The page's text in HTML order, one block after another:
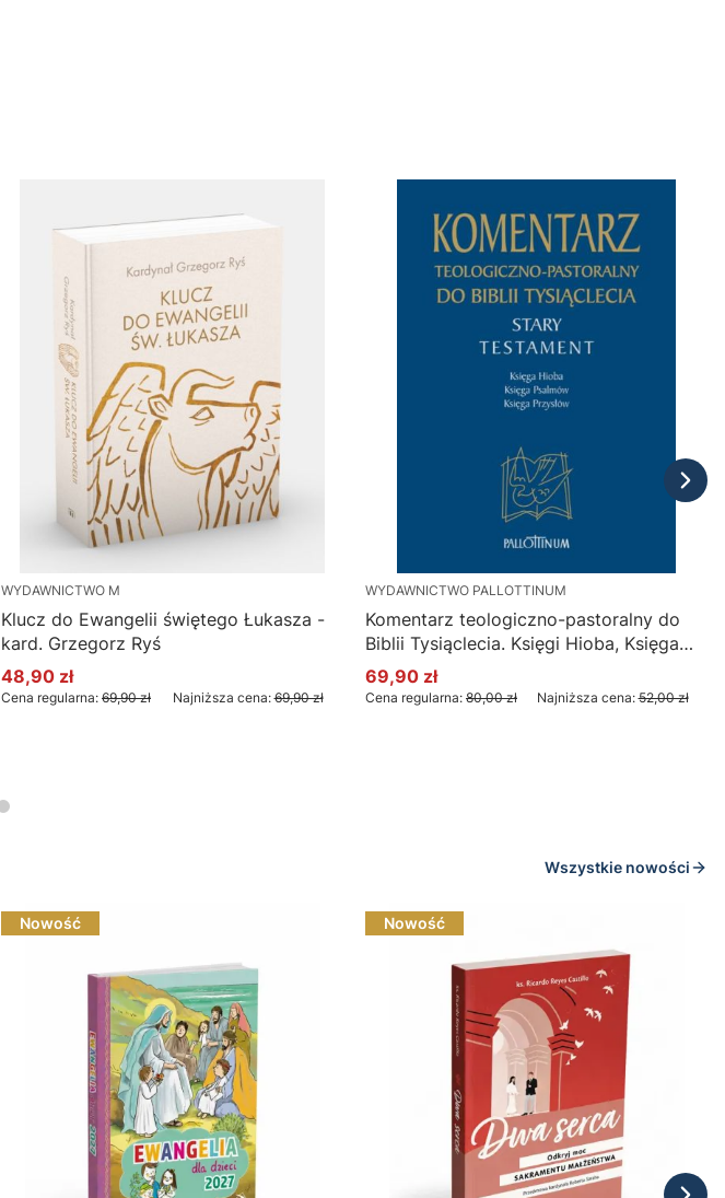
WYDAWNICTWO M
Klucz do Ewangelii świętego Łukasza -
kard. Grzegorz Ryś
Cena promocyjna
48,90 zł
Cena regularna: 69,90 zł Najniższa cena: 69,90 zł
WYDAWNICTWO PALLOTTINUM
Komentarz teologiczno-pastoralny do
Biblii Tysiąclecia. Księgi Hioba, Księga
Psalmów, Księga Przysłów
Cena promocyjna
69,90 zł
Cena regularna: 80,00 zł Najniższa cena: 52,00 zł
Wszystkie nowości
Nowość Nowość